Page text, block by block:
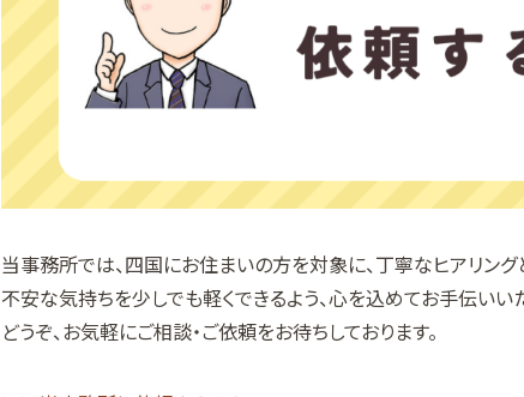
当事務所では、四国にお住まいの方を対象に、丁寧なヒアリング
不安な気持ちを少しでも軽くできるよう、心を込めてお手伝いい
どうぞ、お気軽にご相談・ご依頼をお待ちしております。